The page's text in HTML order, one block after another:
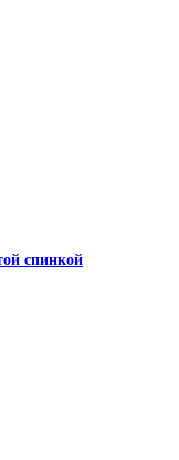
спинкой